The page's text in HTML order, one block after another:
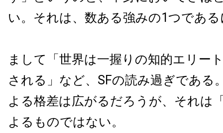
い。それは、数ある強みの1つであ
まして「世界は一握りの知的エリー
される」など、SFの読み過ぎである
よる格差は広がるだろうが、それは
よるものではない。